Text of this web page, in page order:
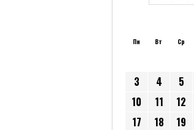
Пн Вт Ср
3
4 5
10
11 12
17
18 19